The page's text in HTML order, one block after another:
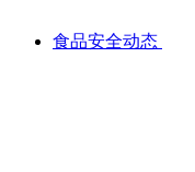
食品安全动态